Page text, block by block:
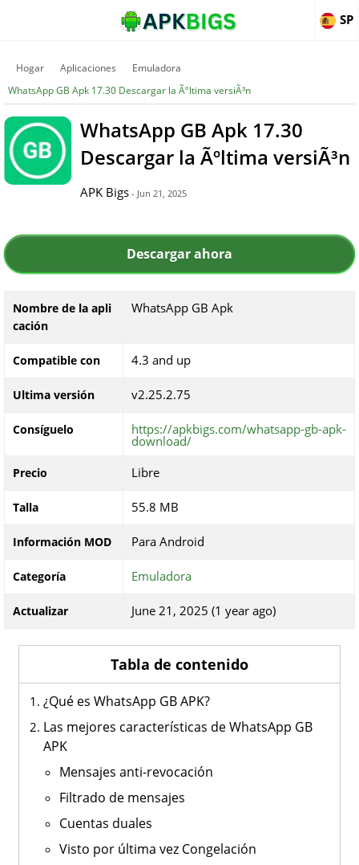
SP
Hogar Aplicaciones
Emuladora
WhatsApp GB Apk 17.30 Descargar la Ãºltima versiÃ³n
WhatsApp GB Apk 17.30
Descargar la Ãºltima versiÃ³n
APK Bigs - Jun 21, 2025
Descargar ahora
Nombre de la apli
cación
WhatsApp GB Apk
Compatible con 4.3 and up
Ultima versión v2.25.2.75
Consíguelo https://apkbigs.com/whatsapp-gb-apk-
download/
Precio Libre
Talla 55.8 MB
Información MOD Para Android
Categoría Emuladora
Actualizar June 21, 2025 (1 year ago)
Tabla de contenido
¿Qué es WhatsApp GB APK?
Las mejores características de WhatsApp GB
APK
Mensajes anti-revocación
Filtrado de mensajes
Cuentas duales
Visto por última vez Congelación